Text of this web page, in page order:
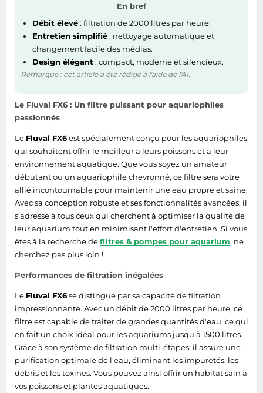
En bref
Débit élevé: filtration de 2000 litres par heure.
Entretien simplifié: nettoyage automatique et
changement facile des médias.
Design élégant : compact, moderne et silencieux.
Remarque : cet article a été rédigé à l'aide de l'AI.
Le Fluval FX6 : Un filtre puissant pour aquariophiles
passionnés
Le Fluval FX6est spécialement conçu pour les aquariophiles
qui souhaitent offrir le meilleur à leurs poissons et à leur
environnement aquatique. Que vous soyez un amateur
débutant ou un aquariophile chevronné, ce filtre sera votre
allié incontournable pour maintenir une eau propre et saine.
Avec sa conception robuste et ses fonctionnalités avancées, il
s'adresse à tous ceux qui cherchent à optimiser la qualité de
leur aquarium tout en minimisant l'effort d'entretien. Si vous
êtes à la recherche defiltres & pompes pour aquarium, ne
cherchez pas plus loin !
Performances de filtration inégalées
Le Fluval FX6se distingue par sa capacité de filtration
impressionnante. Avec un débit de 2000 litres par heure, ce
filtre est capable de traiter de grandes quantités d'eau, ce qui
en fait un choix idéal pour les aquariums jusqu'à 1500 litres.
Grâce à son système de filtration multi-étapes, il assure une
purification optimale de l'eau, éliminant les impuretés, les
débris et les toxines. Vous pouvez ainsi offrir un habitat sain à
vos poissons et plantes aquatiques.